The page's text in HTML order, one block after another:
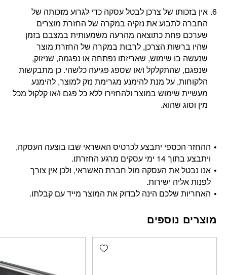
אין בזכותו של צרכן לבטל עסקה כדי לגרוע מזכותה של
החברה לתבוע את נזקיה במקרה של החזרת מוצרים
שערכם פחת כתוצאה מהרעה משמעותית במצבם בזמן
שהיו ברשות הצרכן, לרבות במקרה של החזרת מוצר
שנעשה בו שימוש, שאריזתו נפתחה או נפגמה, שניזוק,
שנפגם, שהתקלקל ו/או שספג פגיעה כלשהי. כן מתבקשות
הלקוחות, על מנת להימנע מגרימת נזק למוצר, להימנע
מעשיית שימוש במוצר ולהחזירו ללא כל פגם ו/או קלקול מכל
מין וסוג שהוא.
ההחזר הכספי יתבצע לכרטיס האשראי שבו בוצעה העסקה,
ויתבצע בתוך 14 ימי עסקים מרגע החזרתו.
אנו נבטל את העסקה מול חברת האשראי, ולכן אין צורך
לפנות אליה ישירות.
האחריות שלכם הינה לבדוק את המוצר מייד עם קבלתו.
מוצרים נוספים
Add wishlist